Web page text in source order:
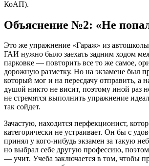
КоАП).
Объяснение №2: «Не
Это же упражнение «Гараж» из
ГАИ нужно было заехать задним ходом
парковке — повторить все то же самое,
дорожную разметку. Но на экзамене был
который мог и на пересдачу отправить, а
душой никто не висит, поэтому иной раз
не стремятся выполнить упражнение
так сойдет.
Зачастую, находится перфекционист,
категорически не устраивает. Он бы с
принял у кого-нибудь экзамен за такую
но выбрал себе другую профессию,
— учит. Учеба заключается в том, чтобы